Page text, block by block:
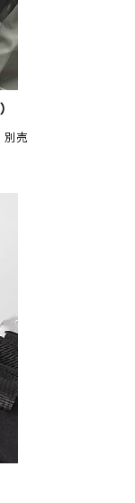
別売